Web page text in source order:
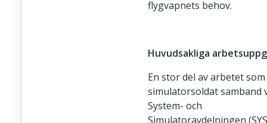
flygvapnets behov.
Huvudsakliga
En stor del av arbetet som
simulatorsoldat samband
System- och
Simulatoravdelningen